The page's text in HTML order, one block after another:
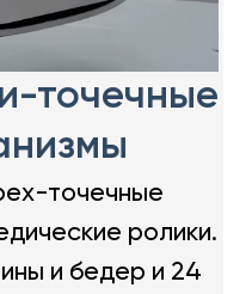
точечные
точечные
ролики.
и бедер и 24